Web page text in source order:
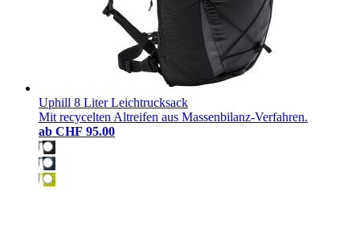
Uphill 8 Liter Leichtrucksack
Mit recycelten Altreifen aus Massenbilanz-Verfahren.
ab CHF 95.00